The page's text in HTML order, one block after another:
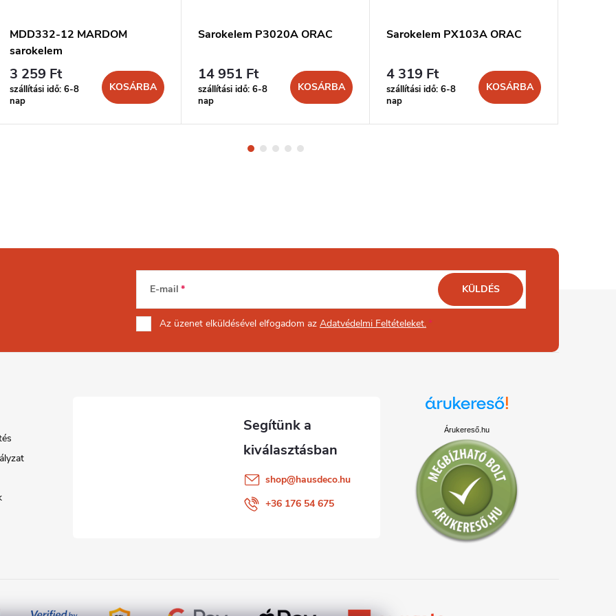
MDD332-12 MARDOM
sarokelem
3 259 Ft
szállítási idő: 6-8
nap
KOSÁRBA
Sarokelem P3020A ORAC
14 951 Ft
szállítási idő: 6-8
nap
KOSÁRBA
Sarokelem PX103A ORAC
4 319 Ft
szállítási idő: 6-8
nap
KOSÁRBA
E-mail
Az üzenet elküldésével elfogadom az Adatvédelmi Feltételeket.
KÜLDÉS
shop@hausdeco.hu
+36 176 54 675
Árukereső.hu